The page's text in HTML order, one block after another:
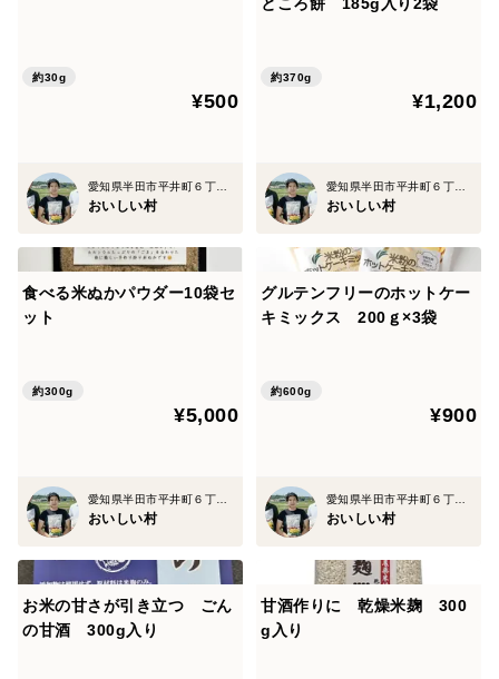
こちら私では無く保健所の許可を得た専門業者が製造し
ている商品になりますのでご安心してご購入下さい(
私は販売許可のある「株式会社おいしい村」という店を
経営しております。
ご安心してお買い求め下さい(o’∀’o)
発送は基本ゆうメールになります。
緩衝材無しの簡易包装になります。また、追跡番号はな
メール便なので、基本的には郵便受けに届きます。
緩衝材ありの包装を希望でしたらゆうパケット又はネコ
ポス(+200ほど)に変更可能です。
気になる方、はゆうパック(+1000円ほど)に変更してく
ださい。
約30g
¥500
おいしい村
約370g
¥1,200
おいしい村
食べる米ぬかパウダー10袋セ
ット
約300g
¥5,000
愛知県半田市平井町６丁目３３番地
おいしい村
グルテンフリーのホットケー
キミックス 200ｇ×3袋
約600g
¥900
愛知県半田市平井町６丁目３３番地
おいしい村
お米の甘さが引き立つ ごん
の甘酒 300g入り
甘酒作りに 乾燥米麹 300
g入り